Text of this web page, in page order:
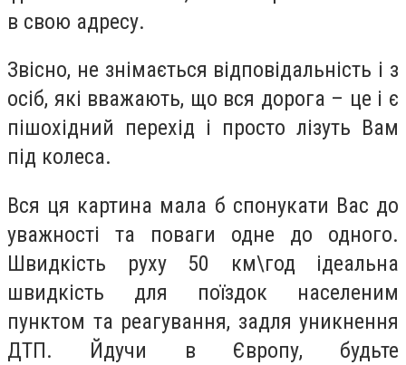
в свою адресу.
Звісно, не знімається відповідальність і з
осіб, які вважають, що вся дорога – це і є
пішохідний перехід і просто лізуть Вам
під колеса.
Вся ця картина мала б спонукати Вас до
уважності та поваги одне до одного.
Швидкість руху 50 км\год ідеальна
швидкість для поїздок населеним
пунктом та реагування, задля уникнення
ДТП. Йдучи в Європу, будьте